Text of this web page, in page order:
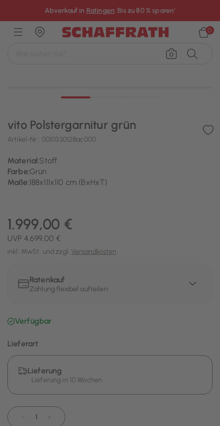
Abverkauf in Ratingen: Bis zu 80 % sparen¹
0
vito Polstergarnitur grün
Artikel-Nr.: 0010330128ac000
Material:Stoff
Farbe:Grün
Maße:188x111x110 cm (BxHxT)
1.999,00 €
UVP 4.699,00 €
inkl. MwSt. und zzgl. Versandkosten
Ratenkauf
Zahlung flexibel aufteilen
Verfügbar
Lieferart
Lieferung
Lieferung in 10 Wochen